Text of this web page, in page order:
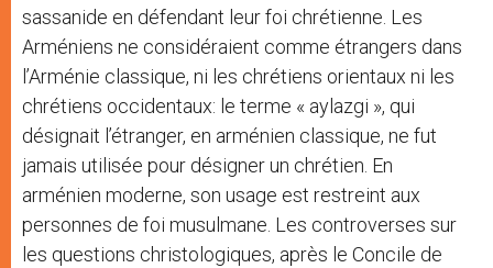
sassanide en défendant leur foi chrétienne. Les
Arméniens ne considéraient comme étrangers dans
l’Arménie classique, ni les chrétiens orientaux ni les
chrétiens occidentaux: le terme « aylazgi », qui
désignait l’étranger, en arménien classique, ne fut
jamais utilisée pour désigner un chrétien. En
arménien moderne, son usage est restreint aux
personnes de foi musulmane. Les controverses sur
les questions christologiques, après le Concile de